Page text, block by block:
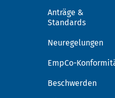
Anträge &
Standards
Neuregelungen
EmpCo-
Beschwerden